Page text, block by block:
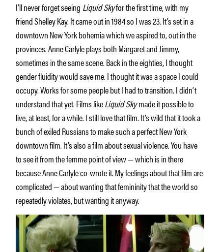
I’ll never forget seeing Liquid Skyfor the first time, with my
friend Shelley Kay. It came out in 1984 so I was 23. It’s set in a
downtown New York bohemia which we aspired to, out in the
provinces. Anne Carlyle plays both Margaret and Jimmy,
sometimes in the same scene. Back in the eighties, I thought
gender fluidity would save me. I thought it was a space I could
occupy. Works for some people but I had to transition. I didn’t
understand that yet. Films likeLiquid Skymade it possible to
live, at least, for a while. I still love that film. It’s wild that it took a
bunch of exiled Russians to make such a perfect New York
downtown film. It’s also a film about sexual violence. You have
to see it from the femme point of view — which is in there
because Anne Carlyle co-wrote it. My feelings about that film are
complicated — about wanting that femininity that the world so
repeatedly violates, but wanting it anyway.